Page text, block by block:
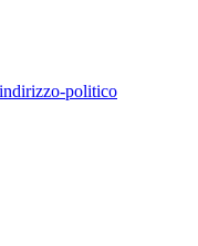
politico